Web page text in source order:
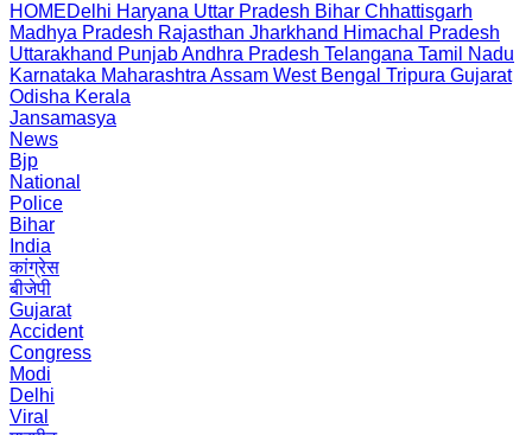
HOMEDelhi Haryana Uttar Pradesh Bihar Chhattisgarh
Madhya Pradesh Rajasthan Jharkhand Himachal Pradesh
Uttarakhand PunjabAndhra Pradesh Telangana Tamil Nadu
Karnataka Maharashtra Assam West Bengal Tripura Gujarat
Odisha Kerala
Jansamasya
News
Bjp
National
Police
Bihar
India
कांग्रेस
बीजेपी
Gujarat
Accident
Congress
Modi
Delhi
Viral